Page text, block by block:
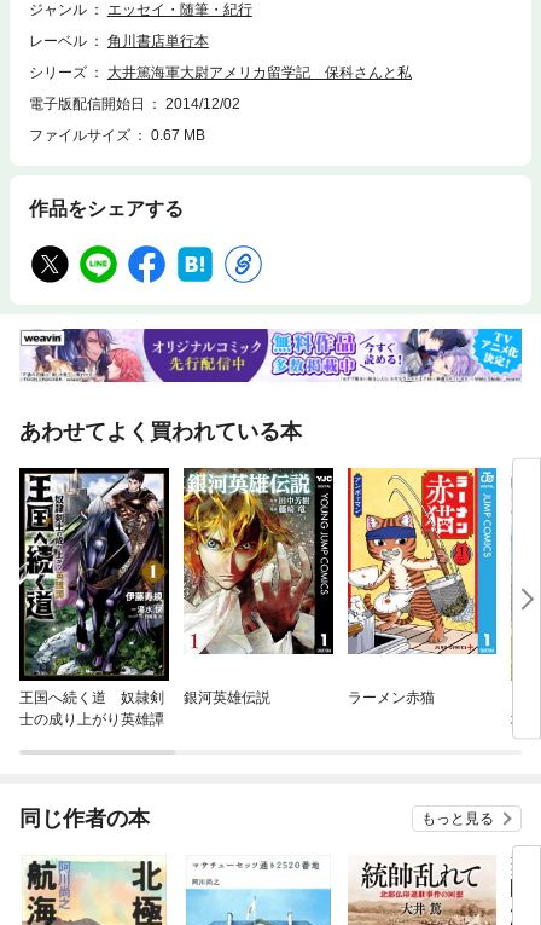
ジャンル
エッセイ・随筆・紀行
レーベル
角川書店単行本
シリーズ
大井篤海軍大尉アメリカ留学記 保科さんと私
電子版配信開始日
2014/12/02
ファイルサイズ
0.67 MB
作品をシェアする
あわせてよく買われている本
王国へ続く道 奴隷剣
士の成り上がり英雄譚
銀河英雄伝説 ラーメン赤猫
地
同じ作者の本 もっと見る